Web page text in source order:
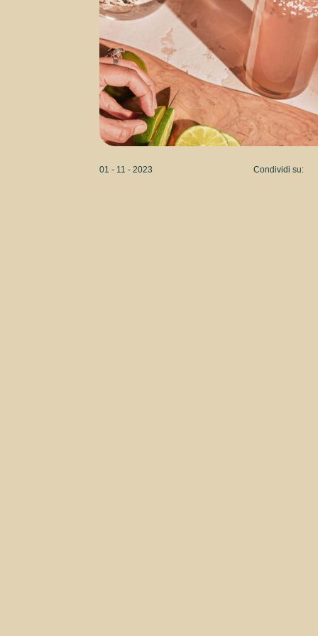
01 - 11 - 2023 Condividi su: